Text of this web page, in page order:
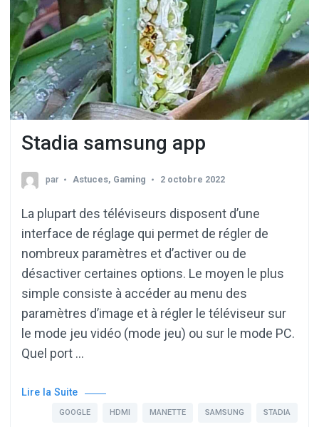
Stadia samsung app
par Astuces, Gaming 2 octobre 2022
La plupart des téléviseurs disposent d’une
interface de réglage qui permet de régler de
nombreux paramètres et d’activer ou de
désactiver certaines options. Le moyen le plus
simple consiste à accéder au menu des
paramètres d’image et à régler le téléviseur sur
le mode jeu vidéo (mode jeu) ou sur le mode PC.
Quel port …
Lire la Suite
GOOGLE HDMI MANETTE SAMSUNG STADIA